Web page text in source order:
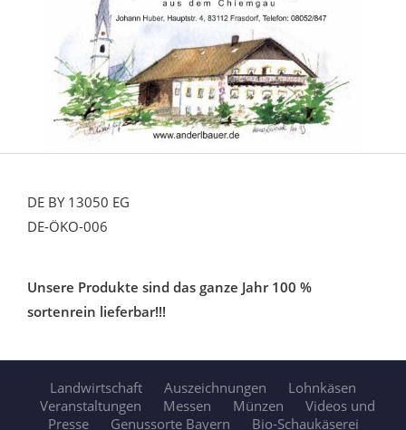
DE BY 13050 EG
DE-ÖKO-006
Unsere Produkte sind das ganze Jahr 100 %
sortenrein lieferbar!!!
Landwirtschaft Auszeichnungen
Lohnkäsen
Veranstaltungen
Messen Münzen
Videos und
Presse
Genussorte Bayern Bio-Schaukäserei